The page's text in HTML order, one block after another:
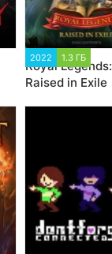
2022 1.3 ГБ
Royal Legends:
Raised in Exile